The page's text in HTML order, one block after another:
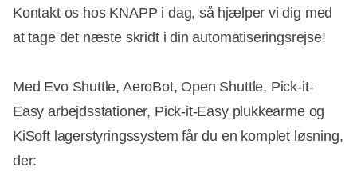
Kontakt os hos KNAPP i dag, så hjælper vi dig med
at tage det næste skridt i din automatiseringsrejse!
Med Evo Shuttle, AeroBot, Open Shuttle, Pick-it-
Easy arbejdsstationer, Pick-it-Easy plukkearme og
KiSoft lagerstyringssystem får du en komplet løsning,
der: